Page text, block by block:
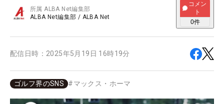
所属ALBA Net編集部
ALBA Net編集部 / ALBA Net
コメン
ト
0件
配信日時： 2025年5月19日 16時19分
ゴルフ界のSNS #マックス・ホーマ